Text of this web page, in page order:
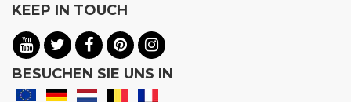
KEEP IN TOUCH
BESUCHEN SIE UNS IN